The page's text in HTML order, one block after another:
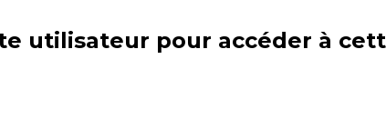
utilisateur pour accéder à